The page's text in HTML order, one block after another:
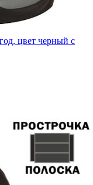
цвет черный с